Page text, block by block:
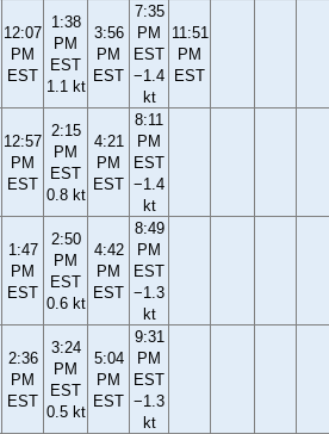
12:07
PM
EST
1:38
PM
EST
1.1 kt
3:56
PM
EST
7:35
PM
EST
−1.4
kt
11:51
PM
EST
12:57
PM
EST
2:15
PM
EST
0.8 kt
4:21
PM
EST
8:11
PM
EST
−1.4
kt
1:47
PM
EST
2:50
PM
EST
0.6 kt
4:42
PM
EST
8:49
PM
EST
−1.3
kt
2:36
PM
EST
3:24
PM
EST
0.5 kt
5:04
PM
EST
9:31
PM
EST
−1.3
kt